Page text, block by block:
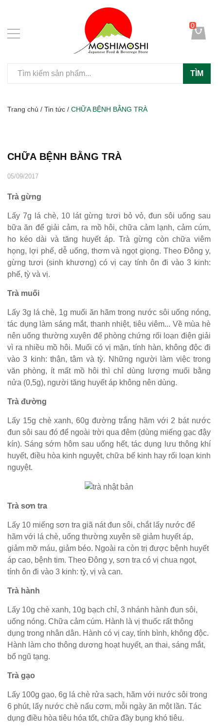
TÌM
0
Trang chủ / Tin tức / CHỮA BỆNH BẰNG TRÀ
CHỮA BỆNH BẰNG TRÀ
05/09/2017
Trà gừng
Lấy 7g lá chè, 10 lát gừng tươi bỏ vỏ, đun sôi uống sau
bữa ăn để giải cảm, ra mồ hôi, chữa cảm lạnh, cảm cúm,
ho kéo dài và tăng huyết áp. Trà gừng còn chữa viêm
họng, lợi phế, dễ uống, thơm và ngọt giọng. Theo Đông y,
gừng tươi (sinh khương) có vị cay tính ôn đi vào 3 kinh:
phế, tỳ và vị.
Trà muối
Lấy 3g lá chè, 1g muối ăn hãm trong nước sôi uống nóng,
tác dụng làm sáng mắt, thanh nhiệt, tiêu viêm... Về mùa hè
nên uống thường xuyên để phòng chứng rối loạn điện giải
vì ra nhiều mồ hôi. Muối có vị mặn, tính hàn, không độc đi
vào 3 kinh: thận, tâm và tỳ. Những người làm việc trong
văn phòng, ít mất mồ hôi thì chỉ dùng lượng muối bằng
nửa (0,5g), người tăng huyết áp không nên dùng.
Trà đường
Lấy 15g chè xanh, 60g đường trắng hãm với 2 bát nước
đun sôi sau đó để ngoài trời qua đêm (dùng miếng gạc đậy
kín). Sáng sớm hôm sau uống hết, tác dụng lưu thông khí
huyết, điều hòa kinh nguyệt, chữa bế kinh hay rối loạn kinh
nguyệt.
Trà sơn tra
Lấy 10 miếng sơn tra giã nát đun sôi, chắt lấy nước để
hãm với lá chè, uống thường xuyên sẽ giảm huyết áp,
giảm mỡ máu, giảm béo. Ngoài ra còn trị được bệnh huyết
áp cao, bệnh tim. Theo Đông y, sơn tra có vị chua ngọt,
tính ôn đi vào 3 kinh: tỳ, vị và can.
Trà hành
Lấy 10g chè xanh, 10g bạch chỉ, 3 nhánh hành đun sôi,
uống nóng. Chữa cảm cúm. Hành là vị thuốc rất thông
dụng trong nhân dân. Hành có vị cay, tính bình, không độc.
Hành làm cho thông dương hoạt huyết, an thai, sáng mắt,
bổ ngũ tạng.
Trà gạo
Lấy 100g gạo, 6g lá chè rửa sạch, hãm với nước sôi trong
6 phút, lấy nước chè nấu cơm, mỗi ngày ăn một lần. Tác
dụng điều hòa tiêu hóa tốt, chữa đầy bụng khó tiêu.